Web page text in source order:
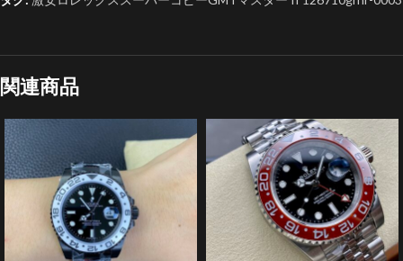
関連商品